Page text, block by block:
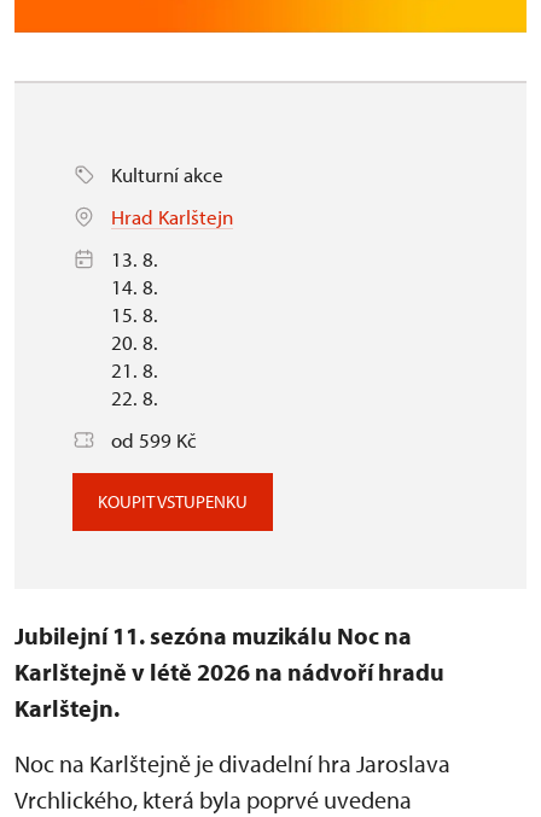
Kulturní akce
Hrad Karlštejn
13. 8.
14. 8.
15. 8.
20. 8.
21. 8.
22. 8.
od 599 Kč
KOUPIT VSTUPENKU
Jubilejní 11. sezóna muzikálu Noc na
Karlštejně v létě 2026 na nádvoří hradu
Karlštejn.
Noc na Karlštejně je divadelní hra Jaroslava
Vrchlického, která byla poprvé uvedena